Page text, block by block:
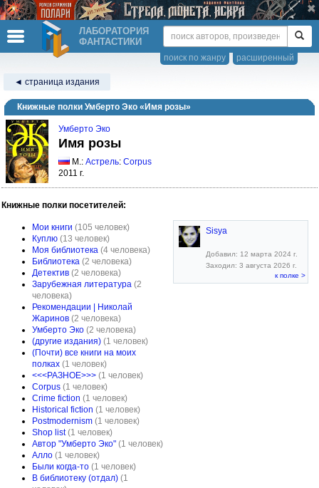
ЛАБОРАТОРИЯ
ФАНТАСТИКИ
расширенный
поиск по жанру
◄ страница издания
Книжные полки Умберто Эко «Имя розы»
Умберто Эко
Имя розы
М.: Астрель: Corpus
2011 г.
Книжные полки посетителей:
Мои книги (105 человек)
Куплю (13 человек)
Моя библиотека (4 человека)
Библиотека (2 человека)
Детектив (2 человека)
Зарубежная литература (2
человека)
Рекомендации | Николай
Жаринов (2 человека)
Умберто Эко (2 человека)
(другие издания) (1 человек)
(Почти) все книги на моих
полках (1 человек)
<<<РАЗНОЕ>>> (1 человек)
Corpus (1 человек)
Crime fiction (1 человек)
Historical fiction (1 человек)
Postmodernism (1 человек)
Shop list (1 человек)
Автор "Умберто Эко" (1 человек)
Алло (1 человек)
Были когда-то (1 человек)
В библиотеку (отдал) (1
Sisya
Добавил: 12 марта 2024 г.
Заходил: 3 августа 2026 г.
к полке >